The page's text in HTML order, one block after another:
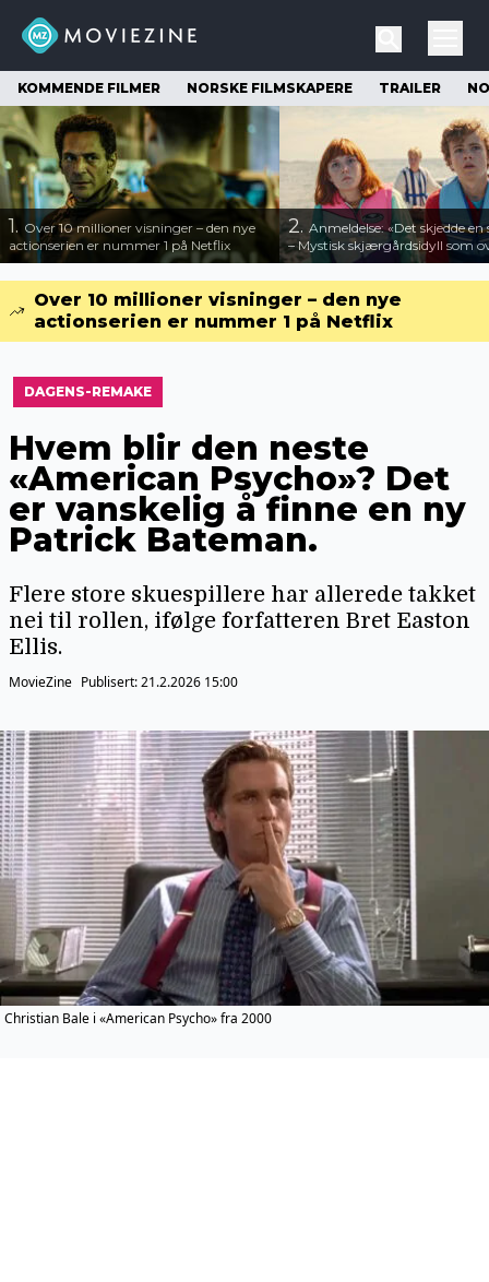
KOMMENDE FILMER NORSKE FILMSKAPERE TRAILER
1. Over 10 millioner visninger – den nye
actionserien er nummer 1 på Netflix
2. Anmeldelse: «Det skjedde
– Mystisk skjærgårdsidyll som
Over 10 millioner visninger – den nye
actionserien er nummer 1 på Netflix
DAGENS-REMAKE
Hvem blir den neste
«American Psycho»? Det
er vanskelig å finne en ny
Patrick Bateman.
Flere store skuespillere har allerede takket
nei til rollen, ifølge forfatteren Bret Easton
Ellis.
MovieZine Publisert:21.2.2026 15:00
Christian Bale i «American Psycho» fra 2000